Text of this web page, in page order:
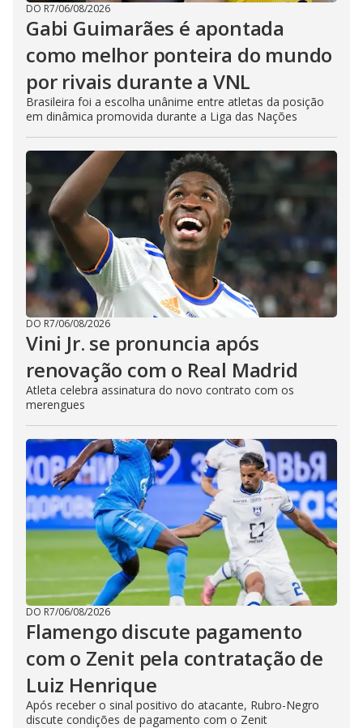
DO R7/06/08/2026
Gabi Guimarães é apontada
como melhor ponteira do mundo
por rivais durante a VNL
Brasileira foi a escolha unânime entre atletas da posição
em dinâmica promovida durante a Liga das Nações
DO R7/06/08/2026
Vini Jr. se pronuncia após
renovação com o Real Madrid
Atleta celebra assinatura do novo contrato com os
merengues
DO R7/06/08/2026
Flamengo discute pagamento
com o Zenit pela contratação de
Luiz Henrique
Após receber o sinal positivo do atacante, Rubro-Negro
discute condições de pagamento com o Zenit